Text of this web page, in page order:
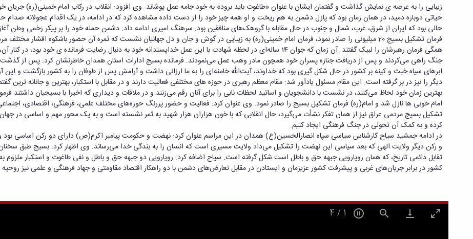
زیبایی را به عرصه ی نمایش گذاشت و گفتمان ایشان با عنوان «طاغوت باید برود» به خود جامه عمل پوشاند. وی افزود: انقلاب در رکاب امام خمینی(ره) جریان
حیاتی دوباره دمید، در همان زمان بود که پازل دشمن به هم ریخت و او همه چیز خود را از دست داده مشاهده کرد که در ادامه، در یک اقدام عجولانه صدام
حالی بود که ایران از شرق، غرب، شمال و جنوب در حال مقابله با گروهک‌های منافقین بود. سرهنگ امیری ادامه داد: دشمن حمله خود را بر پیکر زخمی وطن
فرمان تشکیل بسیج 20 میلیونی را صادر نمود، فرمان امام خمینی(ره) به زیبایی در گوش و جان و دل جهانیان نشست که ثمره آن حضور باشکوه
همگی فرمان رهبرشان را لبیک گفتند. آن زمان که جوان 14 ساله‌ای در لحظه شهادت با این عمل خداپسندانه خود به دنبال رضایت
جنگ راهی می‌کردند و پس از دریافت جنازه پسران خود همچون مادر وهب عمل می‌نمودند. فرمانده بسیج ادارات استان همدان خاطرنشان کرد: پس از گذشت
ابرهای سیاه خبث و کینه بر کشور در حال شکل گیری بود که خداوند، آیت‌الله خامنه‌ای را به ما ارزانی داشت و آرامش پس از طوفان را به کشور بازگشت و این
دیگر را نیز در بر گرفته است. این مقام مسئول یادآور شد: مقام معظم رهبری در حوزه های مختلفی فعالیت دارند و در مقابل با استکبار، بهترین و جانانه ترین
بهترین زمان خود لحاظ می‌کنند، در نشست با دانشجویان و اساتید لحظات نابی را برای آنان رقم می‌زنند و در ملاقات و دیداری که اخیرا با بسیجیان داشتند
امام خوبی ها نازل شد و امام(ره) فرمان تشکیل بسیج را صادر نمود. وی عنوان کرد: فعالیت و حضور پررنگ حوزه‌های مختلف علمی، فرهنگی، اقتصادی،
تشکیل بسیج مردمی عراق نیز از همان تفکر نشأت می‌گیرد، حال انقلابی که با خون هزاران هزار شهید به ثمر نشسته است و به یک محور مهم و اساسی در
کرده و به کمک آن تحولی در جنگ فرهنگی ایجاد کنیم.
در ادامه جمشید سیاح کارشناس سیاسی سپاه انصارالحسین(ع) همدان در این مراسم عنوان کرد: نهضت و حکومت پیامبر اکرم(ص) دارای دو رکن اساسی بود و
و رکن دیگر ولایت الهی که بعد سیاسی این نهضت را تشکیل می‌داد ولایت مسیری است که انسان را به بندگی خدا می‌رساند. وی اظهار کرد: بسیج طبق
تقابل دائمی تاریخ، که همان رویارویی جبهه حق و باطل است شکل گرفته است. سیاح اضافه کرد: رویارویی دو جبهه حق و باطل و نفی طاغوت و استکبار
کشور در برابر جریان‌های غربی و پیشرفت کشور عزیزمان و ایستادن در مقابل تعارض‌های دشمن با دو راهکار اقتصاد مقاومتی و جهاد فرهنگی و علمی نیز روحیه
2
/
4